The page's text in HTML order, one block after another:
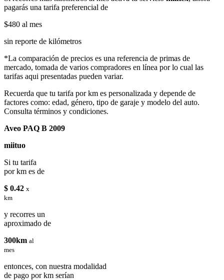
pagarás una tarifa preferencial de
$480 al mes
sin reporte de kilómetros
*La comparación de precios es una referencia de primas de
mercado, tomada de varios compradores en línea por lo cual las
tarifas aqui presentadas pueden variar.
Recuerda que tu tarifa por km es personalizada y depende de
factores como: edad, género, tipo de garaje y modelo del auto.
Consulta términos y condiciones.
Aveo PAQ B 2009
miituo
Si tu tarifa
por km es de
$ 0.42 x
km
y recorres un
aproximado de
300km al
mes
entonces, con nuestra modalidad
de pago por km serían